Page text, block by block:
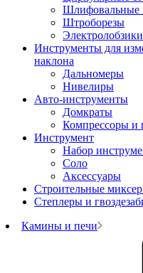
Штроборезы
Электролобзики
Инструменты для
наклона
Дальномеры
Нивелиры
Авто-инструменты
Домкраты
Компрессоры и
Инструмент
Набор
Соло
Аксессуары
Строительные
Степлеры и
Камины и печи